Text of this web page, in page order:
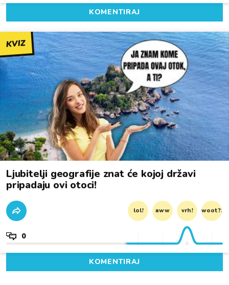
KOMENTIRAJ
KVIZ
Ljubitelji geografije znat će kojoj državi
pripadaju ovi otoci!
lol! aww vrh! woot?!
0
KOMENTIRAJ